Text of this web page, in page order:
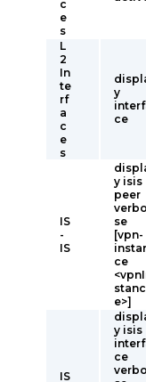
c
e
s
L
2
In
te
rf
a
c
e
s
y
ce
IS
-
IS
y isis
peer
verbo
se
[vpn-
ce
stanc
e>]
IS
y isis
ce
verbo